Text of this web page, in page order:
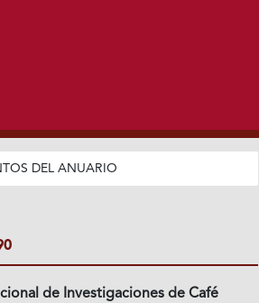
DEL ANUARIO
de Investigaciones de Café